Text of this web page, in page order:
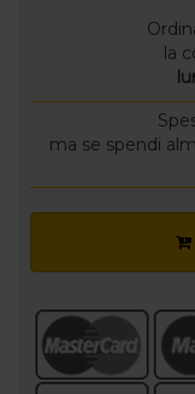
la
ma se spendi